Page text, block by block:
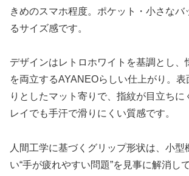
きめのスマホ程度。ポケット・小さなバ
るサイズ感です。
デザインはレトロホワイトを基調とし、
を両立するAYANEOらしい仕上がり。表
りとしたマット寄りで、指紋が目立ちに
レイでも手汗で滑りにくい質感です。
人間工学に基づくグリップ形状は、小型
い“手が疲れやすい問題”を見事に解消し